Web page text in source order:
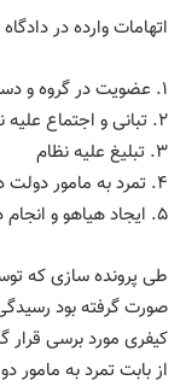
اتهامات وارده در
۱. عضویت در گروه و دسته‌جات برای برهم زدن امنیت ملی
۲. تبانی و اجتماع علیه نظام
۳. تبلیغ علیه نظام
۴. تمرد به مامور دولت در حین انجام وظیفه
۵. ایجاد هیاهو و انجام دادن حرکات نامتعارف در اغتشاشات
طی پرونده سازی که
صورت گرفته بود
کیفری مورد برسی قرار
از بابت تمرد به مامور